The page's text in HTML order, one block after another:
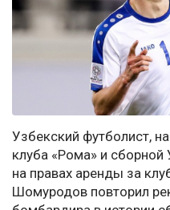
Узбекский футболист,
клуба «Рома» и
на правах аренды за
Шомуродов повторил